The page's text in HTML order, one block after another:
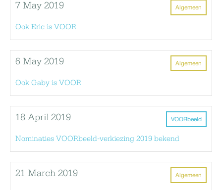
Algemeen
7 May 2019
Ook Eric is VOOR
Algemeen
6 May 2019
Ook Gaby is VOOR
VOORbeeld
18 April 2019
Nominaties VOORbeeld-verkiezing 2019 bekend
Algemeen
21 March 2019